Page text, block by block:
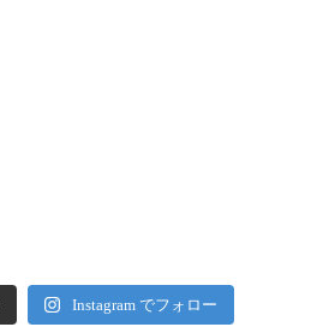
Instagram でフォロー